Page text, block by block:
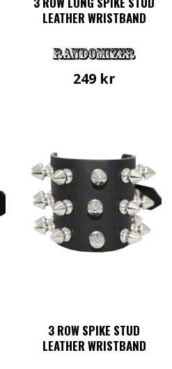
LEATHER WRISTBAND
249 kr
3 ROW SPIKE STUD
LEATHER WRISTBAND